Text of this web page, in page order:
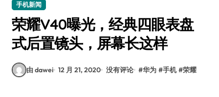
手机新闻
荣耀V40曝光，经典四眼表盘
式后置镜头，屏幕长这样
由 dawei 12 月 21, 2020 没有评论 #华为 #手机 #荣耀